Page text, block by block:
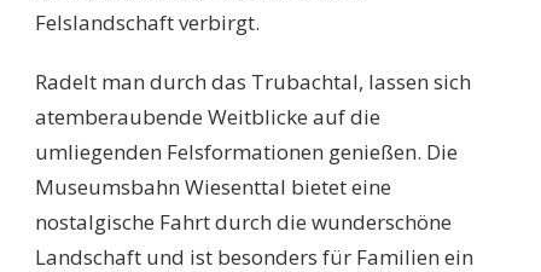
Felslandschaft verbirgt.
Radelt man durch das Trubachtal, lassen sich
atemberaubende Weitblicke auf die
umliegenden Felsformationen genießen. Die
Museumsbahn Wiesenttal bietet eine
nostalgische Fahrt durch die wunderschöne
Landschaft und ist besonders für Familien ein